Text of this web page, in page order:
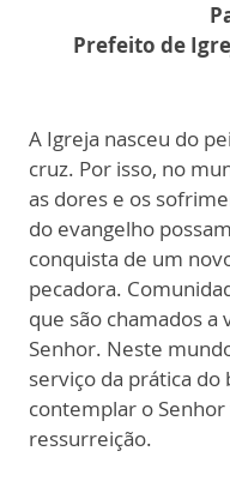
Prefeito de
A Igreja nasceu do
cruz. Por isso, no
as dores e os
do evangelho
conquista de um
pecadora.
que são chamados
Senhor. Neste
serviço da prática
contemplar o Senhor
ressurreição.